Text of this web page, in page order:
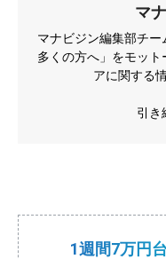
マ
マナビジン編集部チ
多くの方へ」をモッ
アに関する
引き
1週間7万円